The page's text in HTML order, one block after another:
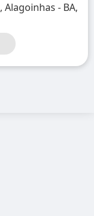
, Alagoinhas - BA,